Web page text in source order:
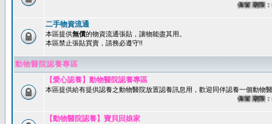
保留期限：60
二手物資流通
本區提供無償的物資流通張貼，讓物能盡其用。
本區禁止張貼買賣，請務必遵守!!
動物醫院認養專區
【愛心認養】動物醫院認養專區
本區提供給有提供認養之動物醫院放置認養訊息用，歡迎同伴認養一個動物
保留期限：60
【動物醫院認養】寶貝回娘家